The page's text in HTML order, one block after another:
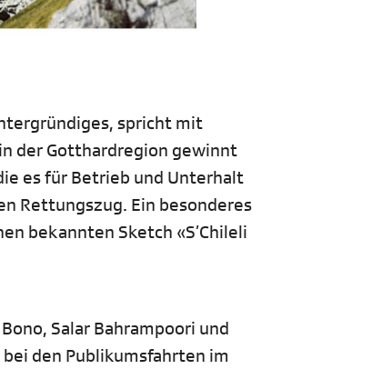
spricht mit
der Gotthardregion gewinnt
es für Betrieb und Unterhalt
Rettungszug. Ein besonderes
bekannten Sketch «S’Chileli
Salar Bahrampoori und
den Publikumsfahrten im